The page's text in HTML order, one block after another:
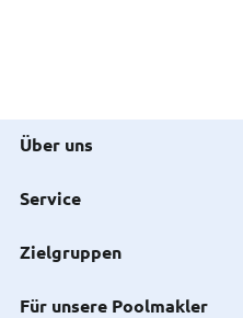
Über uns
Service
Zielgruppen
Für unsere Poolmakler